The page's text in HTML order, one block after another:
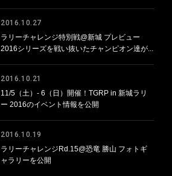
2016.10.27
ラリーチャレンジ特別戦@新城 プレビュー
2016シリーズを戦い抜いたチャンピオン達が...
2016.10.21
11/5（土）- 6（日）開催！TGRP in 新城ラリ
ー 2016のイベント情報を公開
2016.10.19
ラリーチャレンジRd.15@恐竜 勝山 フォトギ
ャラリーを公開